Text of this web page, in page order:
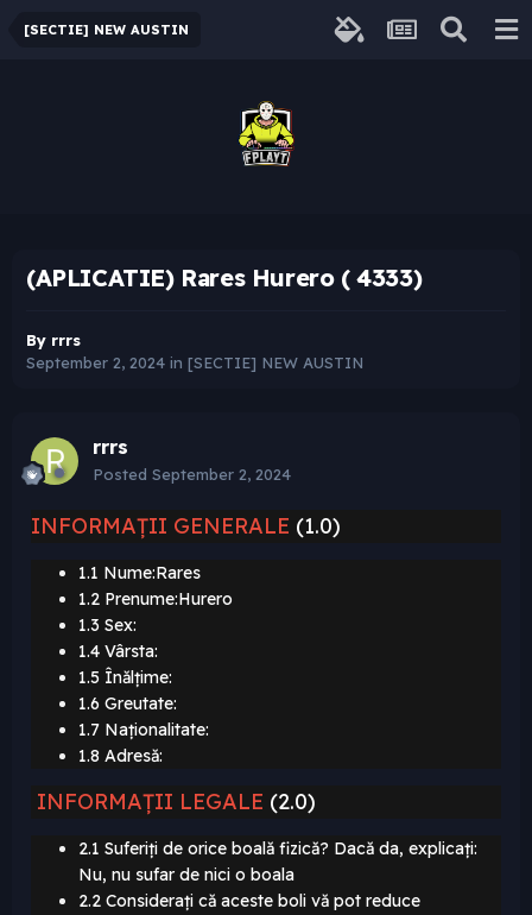
[SECTIE] NEW AUSTIN
(APLICATIE) Rares Hurero ( 4333)
By rrrs
September 2, 2024 in [SECTIE] NEW AUSTIN
rrrs
Posted September 2, 2024
INFORMAȚII GENERALE (1.0)
1.1 Nume:Rares
1.2 Prenume:Hurero
1.3 Sex:
1.4 Vârsta:
1.5 Înălțime:
1.6 Greutate:
1.7 Naționalitate:
1.8 Adresă:
INFORMAȚII LEGALE (2.0)
2.1 Suferiți de orice boală fizică? Dacă da, explicați:
Nu, nu sufar de nici o boala
2.2 Considerați că aceste boli vă pot reduce